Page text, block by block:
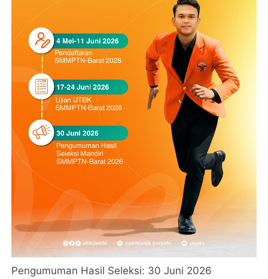
Pengumuman Hasil Seleksi: 30 Juni 2026